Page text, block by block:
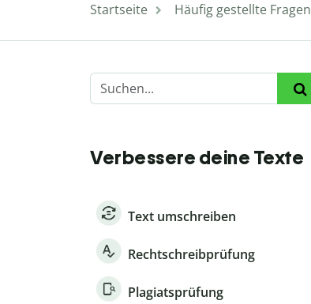
Startseite Häufig gestellte Fragen
Verbessere deine Texte
Text umschreiben
Rechtschreibprüfung
Plagiatsprüfung